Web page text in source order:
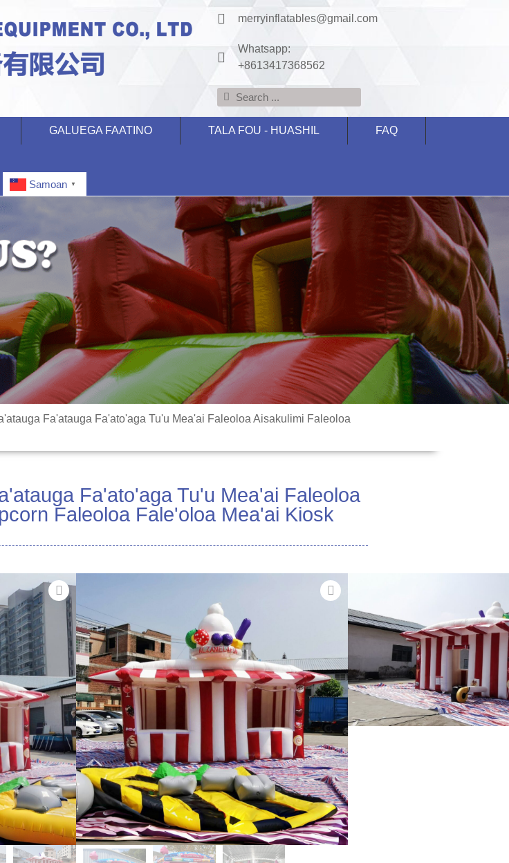
merryinflatables@gmail.com
Whatsapp:
+8613417368562
GALUEGA FAATINO TALA FOU - HUASHIL FAQ
Samoan ▼
Fa'atauga Fa'ato'aga Tu'u Mea'ai Faleoloa Aisakulimi Faleoloa
Fa'ato'aga Tu'u Mea'ai Faleoloa
Faleoloa Fale'oloa Mea'ai Kiosk
Ose fale fa'atosina fa'atosina fa'ato'aga lea. Aulelei tele!
O lenei fale talimalo malie-meaai o le a tosina mai ai le
tele o tagata. E aofia ai le tele o avanoa e fa'atutu ai le
tele o mea'ai malie fa'atasi ma fa'amalama e mafai ona
fa'aoga e tautua ai. piniki ma pa'epa'e ma ata
matagofie. O lenei iunite e iai fo'i se faitoto'a pito i tua.
E le aofia ai masini fa'ataga.
fesili